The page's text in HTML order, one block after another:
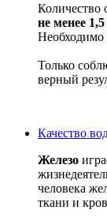
Количество
не менее
Необходимо
Только
верный
Качество
Железо
человека
ткани и